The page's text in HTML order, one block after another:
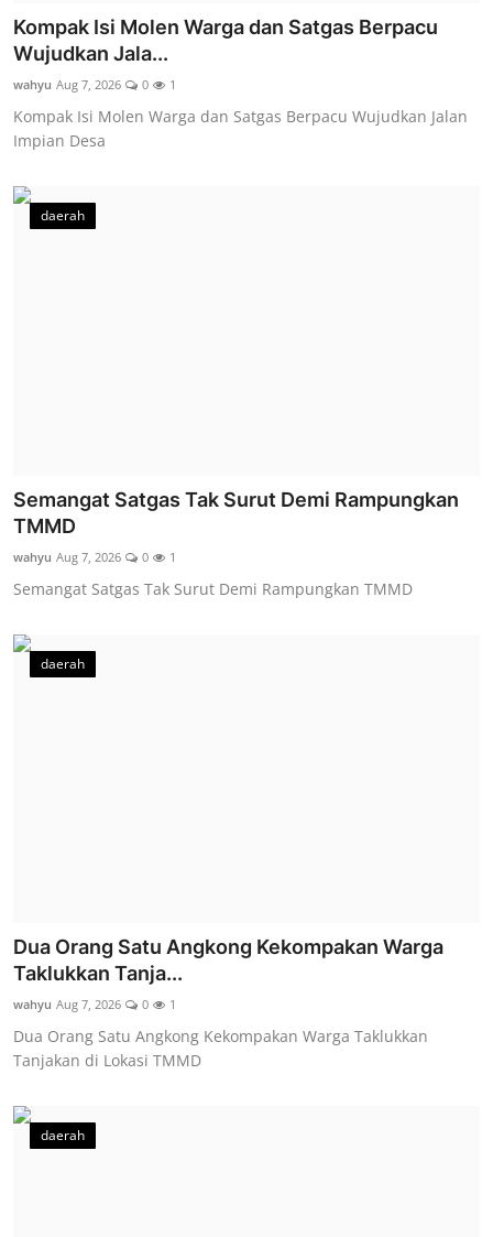
Kompak Isi Molen Warga dan Satgas Berpacu
Wujudkan Jala...
wahyu Aug 7, 2026 0 1
Kompak Isi Molen Warga dan Satgas Berpacu Wujudkan Jalan
Impian Desa
daerah
Semangat Satgas Tak Surut Demi Rampungkan
TMMD
wahyu Aug 7, 2026 0 1
Semangat Satgas Tak Surut Demi Rampungkan TMMD
daerah
Dua Orang Satu Angkong Kekompakan Warga
Taklukkan Tanja...
wahyu Aug 7, 2026 0 1
Dua Orang Satu Angkong Kekompakan Warga Taklukkan
Tanjakan di Lokasi TMMD
daerah